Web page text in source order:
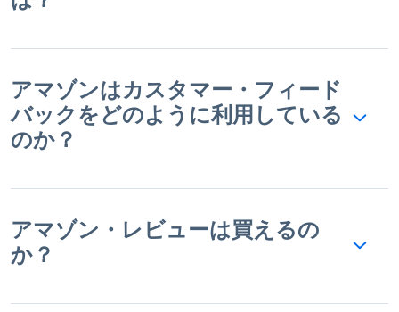
アマゾンはカスタマー・フィード
バックをどのように利用している
のか？
アマゾン・レビューは買えるの
か？